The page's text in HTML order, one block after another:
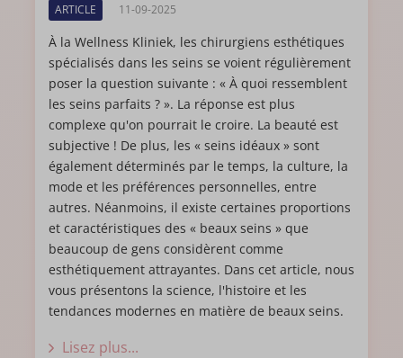
ARTICLE 11-09-2025
À la Wellness Kliniek, les chirurgiens esthétiques
spécialisés dans les seins se voient régulièrement
poser la question suivante : « À quoi ressemblent
les seins parfaits ? ». La réponse est plus
complexe qu'on pourrait le croire. La beauté est
subjective ! De plus, les « seins idéaux » sont
également déterminés par le temps, la culture, la
mode et les préférences personnelles, entre
autres. Néanmoins, il existe certaines proportions
et caractéristiques des « beaux seins » que
beaucoup de gens considèrent comme
esthétiquement attrayantes. Dans cet article, nous
vous présentons la science, l'histoire et les
tendances modernes en matière de beaux seins.
Lisez plus...